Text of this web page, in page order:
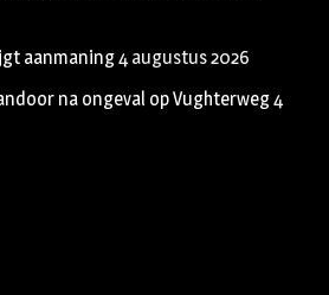
aanmaning4 augustus 2026
na ongeval op Vughterweg4